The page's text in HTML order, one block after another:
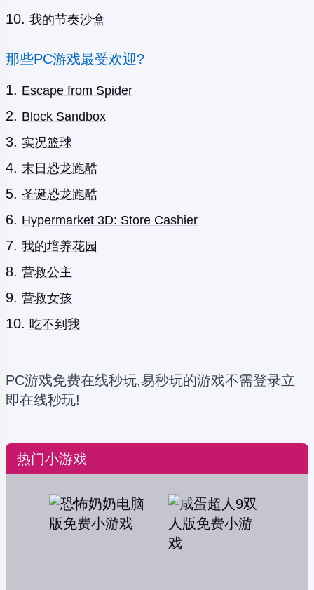
我的节奏沙盒
那些PC游戏最受欢迎?
Escape from Spider
Block Sandbox
实况篮球
末日恐龙跑酷
圣诞恐龙跑酷
Hypermarket 3D: Store Cashier
我的培养花园
营救公主
营救女孩
吃不到我
PC游戏免费在线秒玩,易秒玩的游戏不需登录立
即在线秒玩!
热门小游戏